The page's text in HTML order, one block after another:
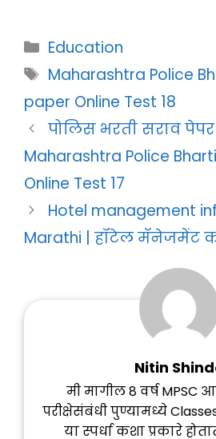
Categories
Education
Tags
Maharashtra Police
paper Online Test 18
पोलिस भरती सराव पेपर
Maharashtra Police
Online Test 17
Hotel management
Marathi | हॉटेल मॅनेजमेंट
Nitin
मी मागील 8 वर्ष MPSC
परीक्षेसंबंधी पुण्यामध्ये
या स्पर्धा कशा प्रकारे